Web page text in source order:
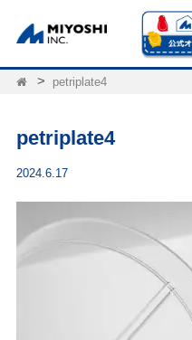
petriplate4
petriplate4
2024.6.17